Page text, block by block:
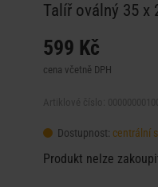
Talíř oválný 35 x
599 Kč
cena včetně DPH
Dostupnost: centrální
Produkt nelze